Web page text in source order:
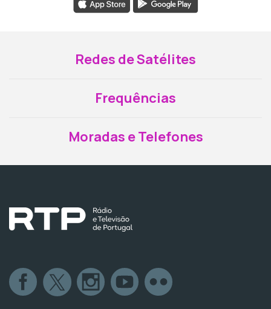
Redes de Satélites
Frequências
Moradas e Telefones